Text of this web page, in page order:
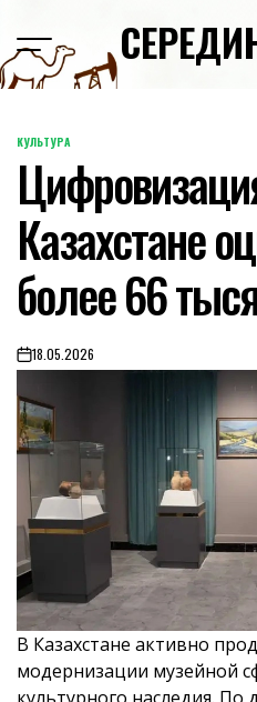
content
POSTED
IN
КУЛЬТУРА
Казахстане
более 66
on18.05.2026
В Казахстане активно
модернизации музейной